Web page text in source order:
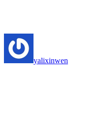
yalixinwen